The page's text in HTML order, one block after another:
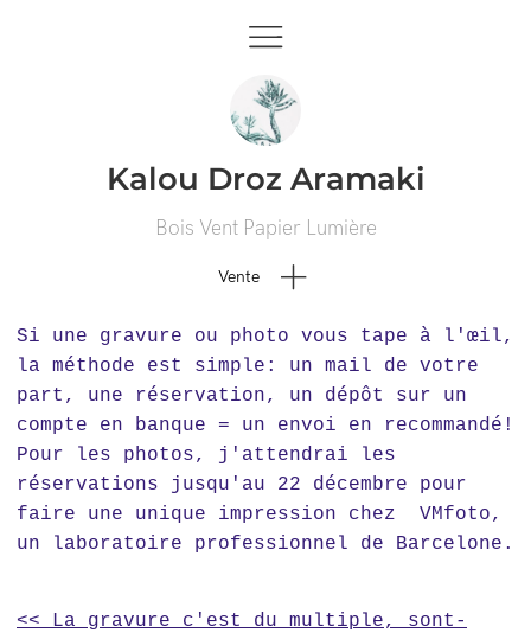
Kalou Droz Aramaki
Bois Vent Papier Lumière
Vente
Si une gravure ou photo vous tape à l'œil,
la méthode est simple: un mail de votre
part, une réservation, un dépôt sur un
compte en banque = un envoi en recommandé!
Pour les photos, j'attendrai les
réservations jusqu'au 22 décembre pour
faire une unique impression chez VMfoto,
un laboratoire professionnel de Barcelone.
<< La gravure c'est du multiple, sont-